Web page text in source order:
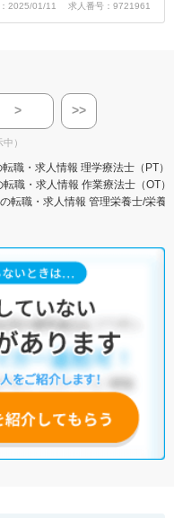
2025/01/11 求人番号：9721961
> >>
）
職・求人情報 理学療法士（PT）
転職・求人情報 作業療法士（OT
転職・求人情報 管理栄養士/栄養